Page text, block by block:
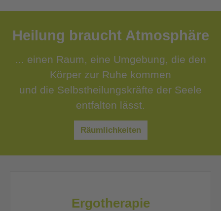
Heilung braucht Atmosphäre
... einen Raum, eine Umgebung, die den
Körper zur Ruhe kommen
und die Selbstheilungskräfte der Seele
entfalten lässt.
Räumlichkeiten
Ergotherapie